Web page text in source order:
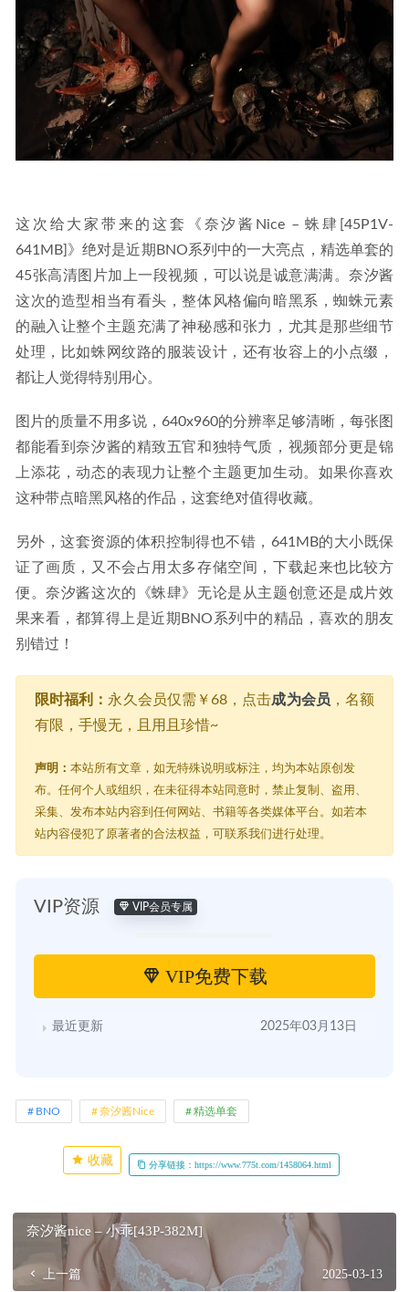
这次给大家带来的这套《奈汐酱Nice – 蛛肆[45P1V-
641MB]》绝对是近期BNO系列中的一大亮点，精选单套的
45张高清图片加上一段视频，可以说是诚意满满。奈汐酱
这次的造型相当有看头，整体风格偏向暗黑系，蜘蛛元素
的融入让整个主题充满了神秘感和张力，尤其是那些细节
处理，比如蛛网纹路的服装设计，还有妆容上的小点缀，
都让人觉得特别用心。
图片的质量不用多说，640x960的分辨率足够清晰，每张图
都能看到奈汐酱的精致五官和独特气质，视频部分更是锦
上添花，动态的表现力让整个主题更加生动。如果你喜欢
这种带点暗黑风格的作品，这套绝对值得收藏。
另外，这套资源的体积控制得也不错，641MB的大小既保
证了画质，又不会占用太多存储空间，下载起来也比较方
便。奈汐酱这次的《蛛肆》无论是从主题创意还是成片效
果来看，都算得上是近期BNO系列中的精品，喜欢的朋友
别错过！
限时福利： 永久会员仅需￥68，点击成为会员 ，名额
有限，手慢无，且用且珍惜~
声明： 本站所有文章，如无特殊说明或标注，均为本站原创发
布。任何个人或组织，在未征得本站同意时，禁止复制、盗用、
采集、发布本站内容到任何网站、书籍等各类媒体平台。如若本
站内容侵犯了原著者的合法权益，可联系我们进行处理。
VIP资源 VIP会员专属
VIP免费下载
最近更新 2025年03月13日
BNO 奈汐酱Nice 精选单套
收藏 分享链接：https://www.775t.com/1458064.html
奈汐酱nice – 小乖[43P-382M]
上一篇 2025-03-13